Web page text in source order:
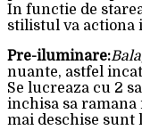
In functie de
stilistul va actiona
Pre-iluminare:
nuante, astfel
Se lucreaza cu 2
inchisa sa ramana
mai deschise sunt